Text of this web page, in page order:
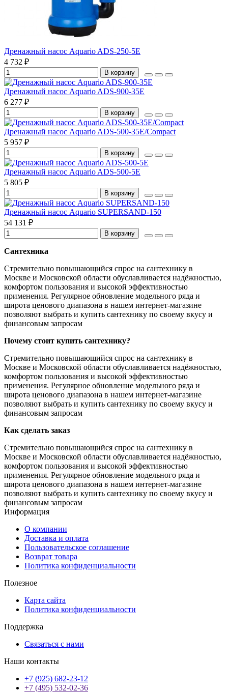
Дренажный насос Aquario ADS-250-5E
4 732 ₽
В корзину
Дренажный насос Aquario ADS-900-35E
6 277 ₽
В корзину
Дренажный насос Aquario ADS-500-35E/Compact
5 957 ₽
В корзину
Дренажный насос Aquario ADS-500-5E
5 805 ₽
В корзину
Дренажный насос Aquario SUPERSAND-150
54 131 ₽
В корзину
Сантехника
Стремительно повышающийся спрос на сантехнику в
Москве и Московской области обуславливается надёжностью,
комфортом пользования и высокой эффективностью
применения. Регулярное обновление модельного ряда и
широта ценового диапазона в нашем интернет-магазине
позволяют выбрать и купить сантехнику по своему вкусу и
финансовым запросам
Почему стоит купить сантехнику?
Стремительно повышающийся спрос на сантехнику в
Москве и Московской области обуславливается надёжностью,
комфортом пользования и высокой эффективностью
применения. Регулярное обновление модельного ряда и
широта ценового диапазона в нашем интернет-магазине
позволяют выбрать и купить сантехнику по своему вкусу и
финансовым запросам
Как сделать заказ
Стремительно повышающийся спрос на сантехнику в
Москве и Московской области обуславливается надёжностью,
комфортом пользования и высокой эффективностью
применения. Регулярное обновление модельного ряда и
широта ценового диапазона в нашем интернет-магазине
позволяют выбрать и купить сантехнику по своему вкусу и
финансовым запросам
Информация
О компании
Доставка и оплата
Пользовательское соглашение
Возврат товара
Политика конфиденциальности
Полезное
Карта сайта
Политика конфиденциальности
Поддержка
Связаться с нами
Наши контакты
+7 (925) 682-23-12
+7 (495) 532-02-36